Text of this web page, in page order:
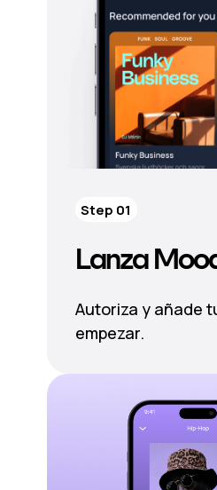
Lanza
Autoriza y añade
empezar.
Step 01